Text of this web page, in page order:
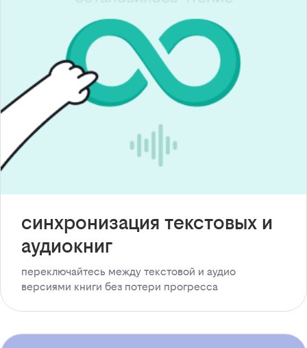
синхронизация текстовых и
аудиокниг
переключайтесь между текстовой и аудио
версиями книги без потери прогресса